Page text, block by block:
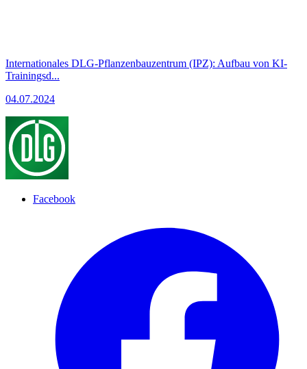
Internationales DLG-Pflanzenbauzentrum (IPZ): Aufbau von KI-
Trainingsd...
04.07.2024
Facebook